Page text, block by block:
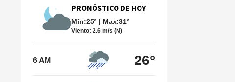
PRONÓSTICO DE HOY
Min:25° | Max:31°
Viento: 2.6 m/s (N)
6 AM 26°